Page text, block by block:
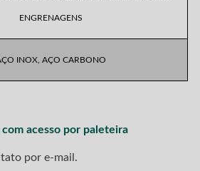
ENGRENAGENS
INOX, AÇO CARBONO
acesso por paleteira
por e-mail.